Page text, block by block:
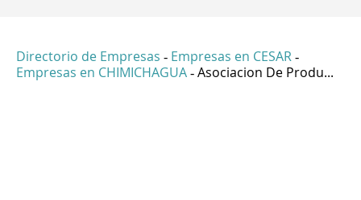
Directorio de Empresas - Empresas en CESAR -
Empresas en CHIMICHAGUA - Asociacion De Produ...